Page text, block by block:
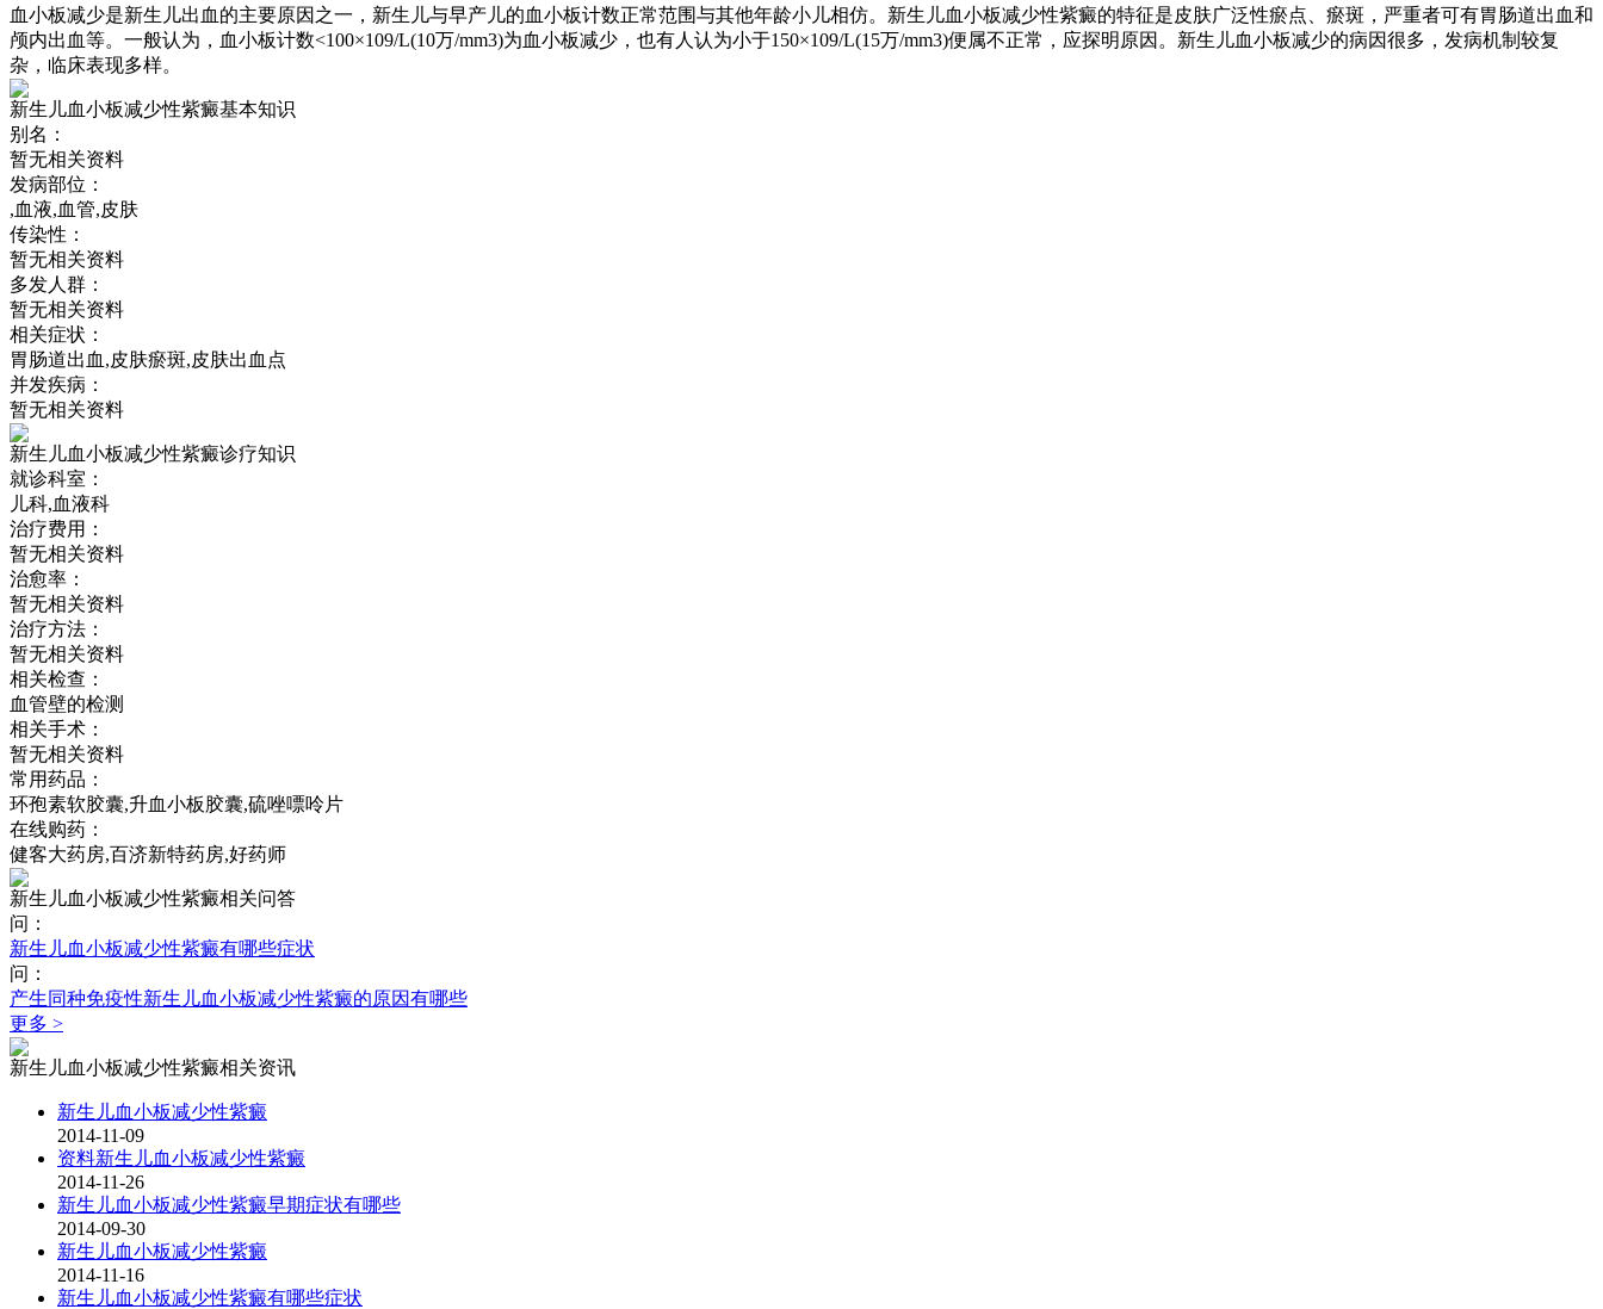
血小板减少是新生儿出血的主要原因之一，新生儿与早产儿的血小板计数正常范围与其他年龄小儿相仿。新生儿血小板减少性紫癜的特征是皮肤广泛性瘀点、瘀斑，严重者可有胃肠道出血和
颅内出血等。一般认为，血小板计数<100×109/L(10万/mm3)为血小板减少，也有人认为小于150×109/L(15万/mm3)便属不正常，应探明原因。新生儿血小板减少的病因很多，发病机制较复
杂，临床表现多样。
新生儿血小板减少性紫癜基本知识
别名：
暂无相关资料
发病部位：
,血液,血管,皮肤
传染性：
暂无相关资料
多发人群：
暂无相关资料
相关症状：
胃肠道出血,皮肤瘀斑,皮肤出血点
并发疾病：
暂无相关资料
新生儿血小板减少性紫癜诊疗知识
就诊科室：
儿科,血液科
治疗费用：
暂无相关资料
治愈率：
暂无相关资料
治疗方法：
暂无相关资料
相关检查：
血管壁的检测
相关手术：
暂无相关资料
常用药品：
环孢素软胶囊,升血小板胶囊,硫唑嘌呤片
在线购药：
健客大药房,百济新特药房,好药师
新生儿血小板减少性紫癜相关问答
问：
新生儿血小板减少性紫癜有哪些症状
问：
产生同种免疫性新生儿血小板减少性紫癜的原因有哪些
更多 >
新生儿血小板减少性紫癜相关资讯
新生儿血小板减少性紫癜
2014-11-09
资料新生儿血小板减少性紫癜
2014-11-26
新生儿血小板减少性紫癜早期症状有哪些
2014-09-30
新生儿血小板减少性紫癜
2014-11-16
新生儿血小板减少性紫癜有哪些症状